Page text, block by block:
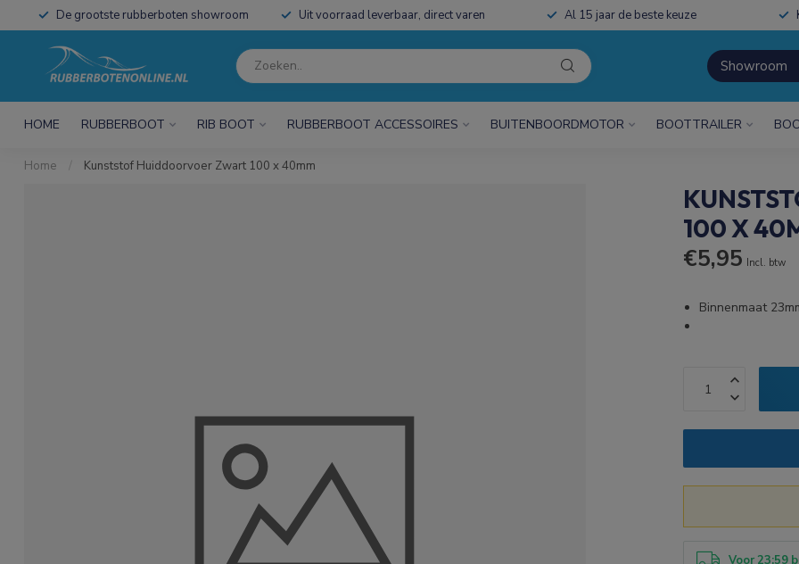
De grootste rubberboten showroom Uit voorraad leverbaar, direct varen Al 15 jaar de beste keuze
Showroom
HOME RUBBERBOOT RIB BOOT RUBBERBOOT ACCESSOIRES BUITENBOORDMOTOR BOOTTRAILER
Home / Kunststof Huiddoorvoer Zwart 100 x 40mm
100 X
€5,95 Incl. btw
Binnenmaat
Voor 23:59